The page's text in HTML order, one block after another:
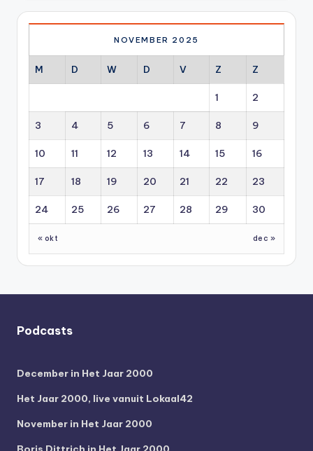
NOVEMBER 2025
M D W D V Z Z
1 2
3 4 5 6 7 8 9
10 11 12 13 14 15 16
17 18 19 20 21 22 23
24 25 26 27 28 29 30
« okt dec »
Podcasts
December in Het Jaar 2000
Het Jaar 2000, live vanuit Lokaal42
November in Het Jaar 2000